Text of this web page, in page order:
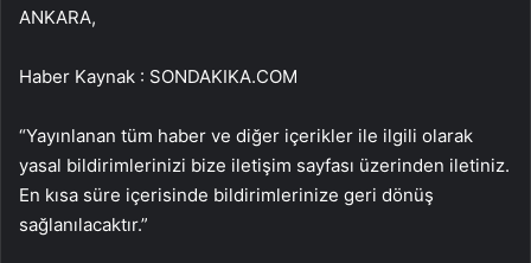
ANKARA,
Haber Kaynak : SONDAKIKA.COM
“Yayınlanan tüm haber ve diğer içerikler ile ilgili olarak
yasal bildirimlerinizi bize iletişim sayfası üzerinden iletiniz.
En kısa süre içerisinde bildirimlerinize geri dönüş
sağlanılacaktır.”